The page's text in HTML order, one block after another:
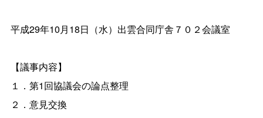
平成29年10月18日（水）出雲合同庁舎７０２会議室
【議事内容】
１．第1回協議会の論点整理
２．意見交換